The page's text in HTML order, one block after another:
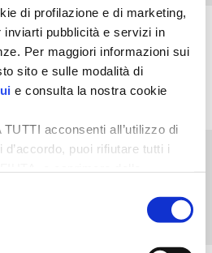
di profilazione e di marketing,
inviarti pubblicità e servizi in
Per maggiori informazioni sui
sito e sulle modalità di
e consulta la nostra cookie
acconsenti all’utilizzo di
puoi rifiutare tutti i
ACCETTA SELEZIONATI.
Orto
Cipolla colpita da
peronospora se maggio
è piovoso
Orto